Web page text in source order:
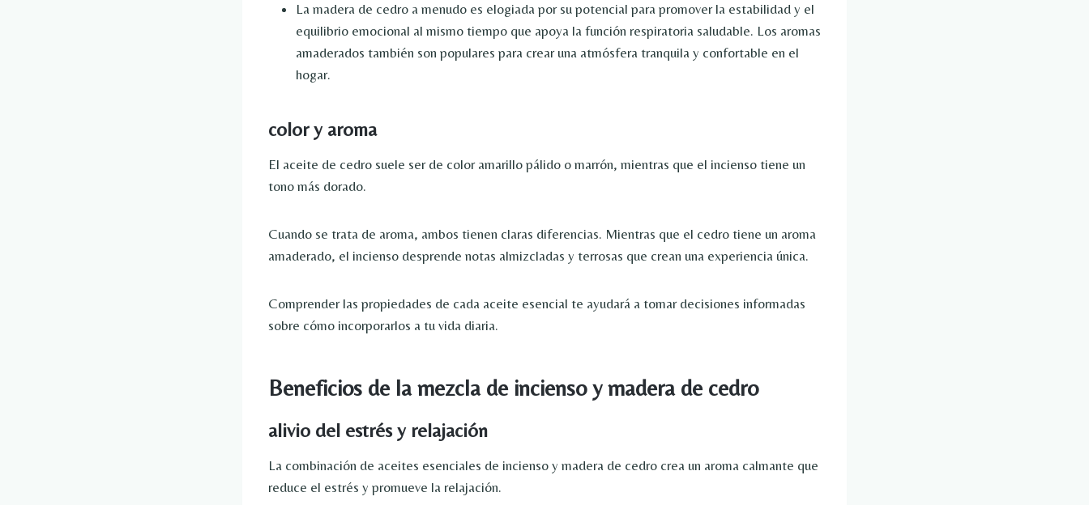
La madera de cedro a menudo es elogiada por su potencial para promover la estabilidad y el
equilibrio emocional al mismo tiempo que apoya la función respiratoria saludable. Los aromas
amaderados también son populares para crear una atmósfera tranquila y confortable en el
hogar.
color y aroma
El aceite de cedro suele ser de color amarillo pálido o marrón, mientras que el incienso tiene un
tono más dorado.
Cuando se trata de aroma, ambos tienen claras diferencias. Mientras que el cedro tiene un aroma
amaderado, el incienso desprende notas almizcladas y terrosas que crean una experiencia única.
Comprender las propiedades de cada aceite esencial te ayudará a tomar decisiones informadas
sobre cómo incorporarlos a tu vida diaria.
Beneficios de la mezcla de incienso y madera de cedro
alivio del estrés y relajación
La combinación de aceites esenciales de incienso y madera de cedro crea un aroma calmante que
reduce el estrés y promueve la relajación.